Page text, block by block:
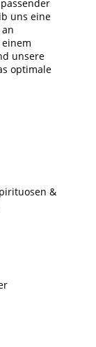
uns eine
unsere
optimale
&